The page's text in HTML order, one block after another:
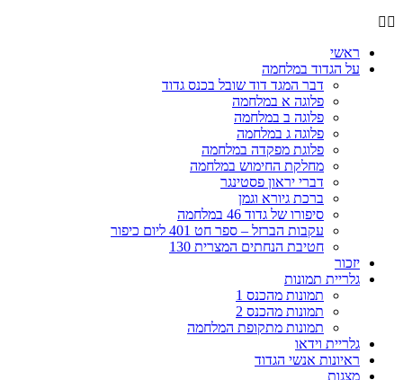
ראשי
על הגדוד במלחמה
דבר המגד דוד שובל בכנס גדוד
פלוגה א במלחמה
פלוגה ב במלחמה
פלוגה ג במלחמה
פלוגת מפקדה במלחמה
מחלקת החימוש במלחמה
דברי יראון פסטינגר
ברכת גיורא וגמן
סיפורו של גדוד 46 במלחמה
עקבות הברזל – ספר חט 401 ליום כיפור
חטיבת הנחתים המצרית 130
יזכור
גלריית תמונות
תמונות מהכנס 1
תמונות מהכנס 2
תמונות מתקופת המלחמה
גלריית וידאו
ראיונות אנשי הגדוד
מצגות